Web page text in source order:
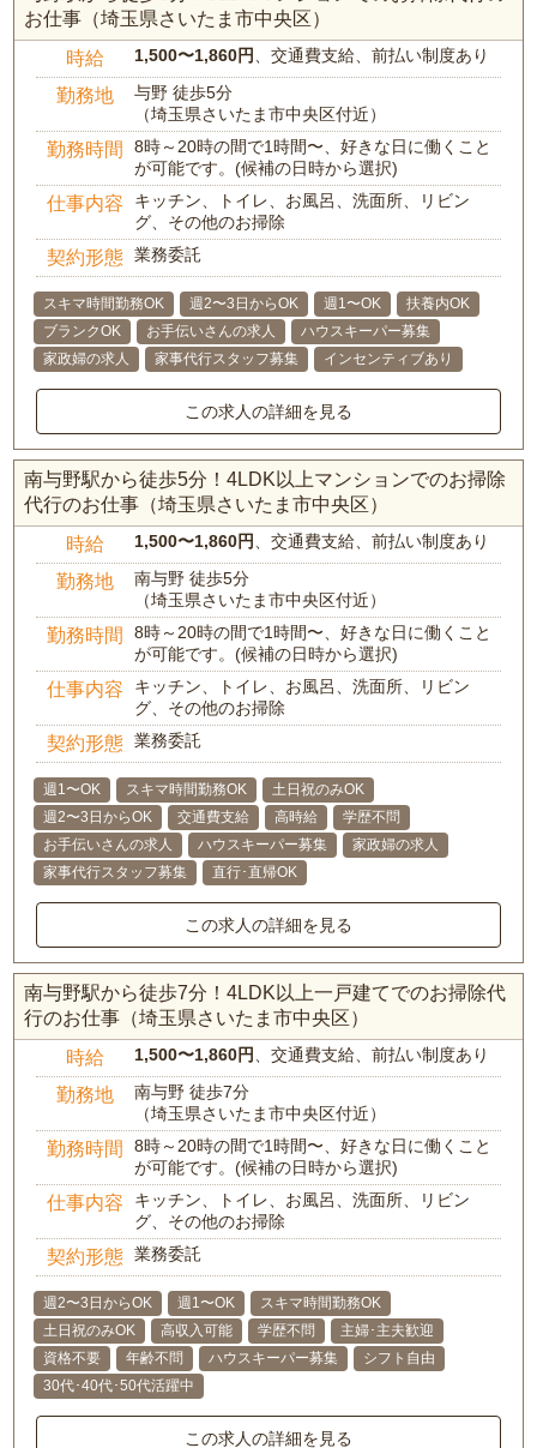
お仕事（埼玉県さいたま市中央区）
時給 1,500〜1,860円 、交通費支給、前払い制度あり
勤務地
与野 徒歩5分
（埼玉県さいたま市中央区付近）
勤務時間
8時～20時の間で1時間〜、好きな日に働くこと
が可能です。(候補の日時から選択)
仕事内容
キッチン、トイレ、お風呂、洗面所、リビン
グ、その他のお掃除
契約形態 業務委託
スキマ時間勤務OK 週2〜3日からOK 週1〜OK
扶養内OK
ブランクOK
お手伝いさんの求人
ハウスキーパー募集
家政婦の求人
家事代行スタッフ募集 インセンティブあり
この求人の詳細を見る
南与野駅から徒歩5分！4LDK以上マンションでのお掃除
代行のお仕事（埼玉県さいたま市中央区）
時給 1,500〜1,860円 、交通費支給、前払い制度あり
勤務地
南与野 徒歩5分
（埼玉県さいたま市中央区付近）
勤務時間
8時～20時の間で1時間〜、好きな日に働くこと
が可能です。(候補の日時から選択)
仕事内容
キッチン、トイレ、お風呂、洗面所、リビン
グ、その他のお掃除
契約形態 業務委託
週1〜OK スキマ時間勤務OK
土日祝のみOK
週2〜3日からOK
交通費支給 高時給
学歴不問
お手伝いさんの求人
ハウスキーパー募集
家政婦の求人
家事代行スタッフ募集
直行･直帰OK
この求人の詳細を見る
南与野駅から徒歩7分！4LDK以上一戸建てでのお掃除代
行のお仕事（埼玉県さいたま市中央区）
時給 1,500〜1,860円 、交通費支給、前払い制度あり
勤務地
南与野 徒歩7分
（埼玉県さいたま市中央区付近）
勤務時間
8時～20時の間で1時間〜、好きな日に働くこと
が可能です。(候補の日時から選択)
仕事内容
キッチン、トイレ、お風呂、洗面所、リビン
グ、その他のお掃除
契約形態 業務委託
週2〜3日からOK 週1〜OK
スキマ時間勤務OK
土日祝のみOK
高収入可能 学歴不問
主婦･主夫歓迎
資格不要
年齢不問 ハウスキーパー募集
シフト自由
30代･40代･50代活躍中
この求人の詳細を見る